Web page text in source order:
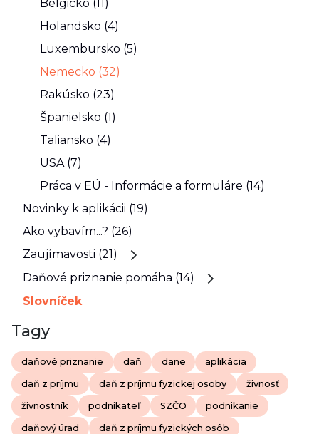
Belgicko (11)
Holandsko (4)
Luxembursko (5)
Nemecko (32)
Rakúsko (23)
Španielsko (1)
Taliansko (4)
USA (7)
Práca v EÚ - Informácie a formuláre (14)
Novinky k aplikácii (19)
Ako vybavím...? (26)
Zaujímavosti (21)
Daňové priznanie pomáha (14)
Slovníček
Tagy
daňové priznanie daň dane aplikácia
daň z príjmu daň z príjmu fyzickej osoby živnosť
živnostník podnikateľ SZČO podnikanie
daňový úrad daň z príjmu fyzických osôb